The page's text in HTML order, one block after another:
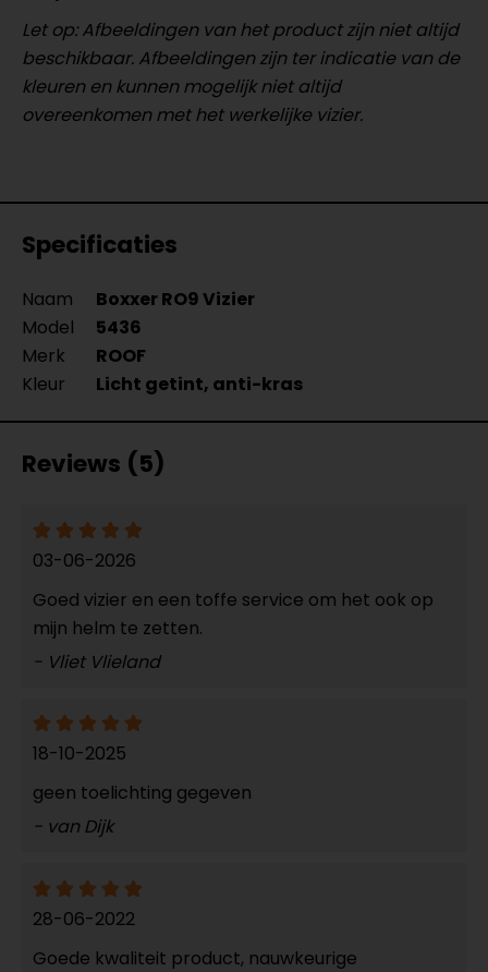
Let op: Afbeeldingen van het product zijn niet altijd
beschikbaar. Afbeeldingen zijn ter indicatie van de
kleuren en kunnen mogelijk niet altijd
overeenkomen met het werkelijke vizier.
Specificaties
Naam
Boxxer RO9 Vizier
Model
5436
Merk
ROOF
Kleur
Licht getint, anti-kras
Reviews (5)
03-06-2026
Goed vizier en een toffe service om het ook op
mijn helm te zetten.
- Vliet Vlieland
18-10-2025
geen toelichting gegeven
- van Dijk
28-06-2022
Goede kwaliteit product, nauwkeurige